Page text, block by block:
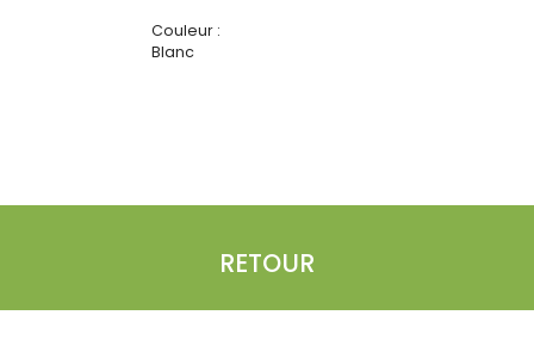
Couleur :
Blanc
RETOUR